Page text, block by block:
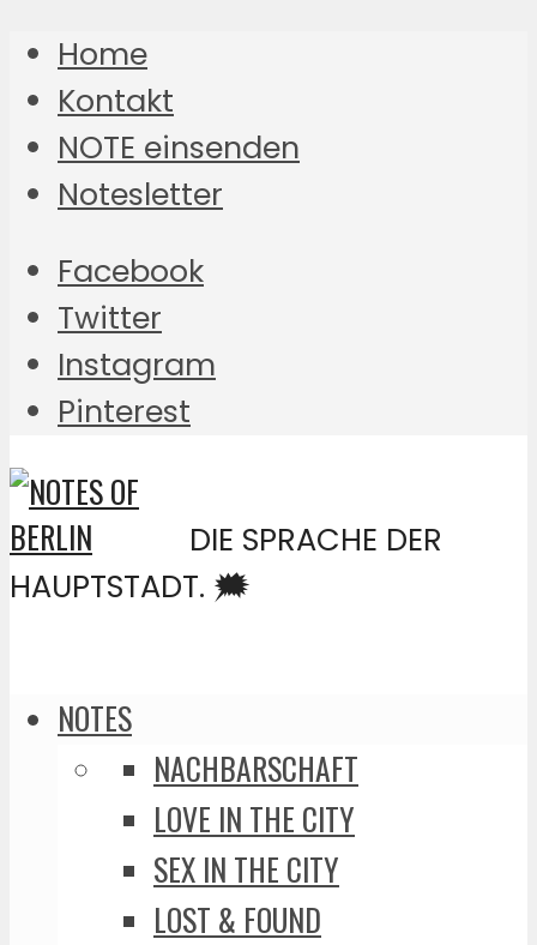
Home
Kontakt
NOTE einsenden
Notesletter
Facebook
Twitter
Instagram
Pinterest
DIE SPRACHE DER
HAUPTSTADT. 🗯️
NOTES
NACHBARSCHAFT
LOVE IN THE CITY
SEX IN THE CITY
LOST & FOUND